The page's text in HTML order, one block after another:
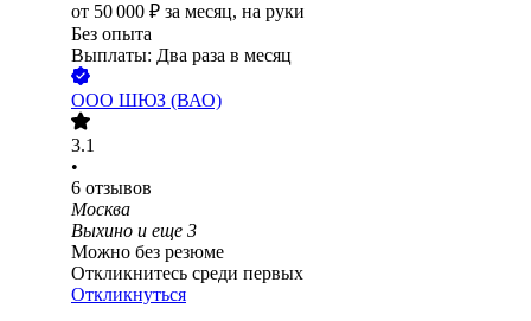
от 50 000 ₽ за месяц, на руки
Без опыта
Выплаты: Два раза в месяц
ООО ШЮЗ (ВАО)
3.1
•
6 отзывов
Москва
Выхино и еще 3
Можно без резюме
Откликнитесь среди первых
Откликнуться